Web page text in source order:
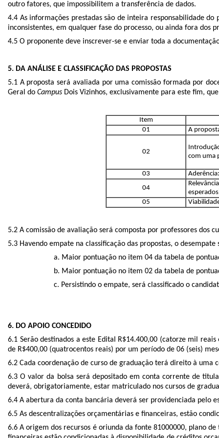
outro fatores, que impossibilitem a transferência de dados.
4.4 As informações prestadas são de inteira responsabilidade
inconsistentes, em qualquer fase do processo, ou ainda fora dos
4.5 O proponente deve inscrever-se e enviar toda a
5. DA ANÁLISE E CLASSIFICAÇÃO DAS PROPOSTAS
5.1 A proposta será avaliada por uma comissão formada por
Geral do Campus Dois Vizinhos, exclusivamente para este fim,
Item
01
A
02
com uma
03
04
05
5.2 A comissão de avaliação será composta por professores dos
5.3 Havendo empate na classificação das propostas, o
a. Maior pontuação no item 04 da tabela de
b. Maior pontuação no item 02 da tabela de
c. Persistindo o empate, será classificado o
6. DO APOIO CONCEDIDO
6.1 Serão destinados a este Edital R$14.400,00 (catorze mil
de R$400,00 (quatrocentos reais) por um período de 06 (seis)
6.2 Cada coordenação de curso de graduação terá direito à uma
6.3 O valor da bolsa será depositado em conta corrente de
deverá, obrigatoriamente, estar matriculado nos cursos de
6.4 A abertura da conta bancária deverá ser providenciada pelo
6.5 As descentralizações orçamentárias e financeiras, estão
6.6 A origem dos recursos é oriunda da fonte 81000000, plano